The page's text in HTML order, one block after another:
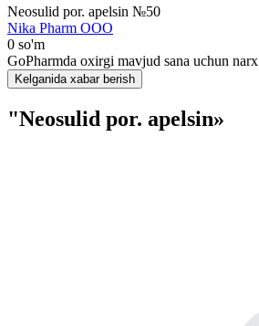
Neosulid por. apelsin №50
Nika Pharm ООО
0 so'm
GoPharmda oxirgi mavjud sana uchun narx
Kelganida xabar berish
"Neosulid por. apelsin»